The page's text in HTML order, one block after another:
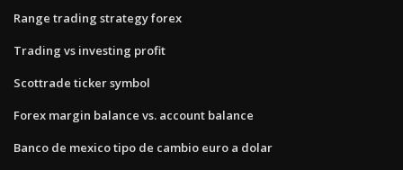
Range trading strategy forex
Trading vs investing profit
Scottrade ticker symbol
Forex margin balance vs. account balance
Banco de mexico tipo de cambio euro a dolar